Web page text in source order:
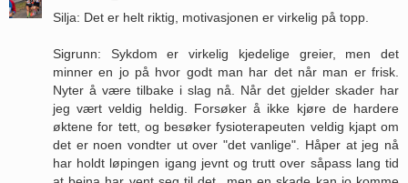
Silja: Det er helt riktig, motivasjonen er virkelig på topp.
Sigrunn: Sykdom er virkelig kjedelige greier, men det
minner en jo på hvor godt man har det når man er frisk.
Nyter å være tilbake i slag nå. Når det gjelder skader har
jeg vært veldig heldig. Forsøker å ikke kjøre de hardere
øktene for tett, og besøker fysioterapeuten veldig kjapt om
det er noen vondter ut over "det vanlige". Håper at jeg nå
har holdt løpingen igang jevnt og trutt over såpass lang tid